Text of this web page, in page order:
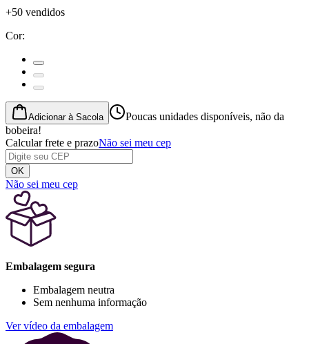
+50 vendidos
Cor:
Adicionar à Sacola
Poucas unidades disponíveis, não da
bobeira!
Calcular frete e prazoNão sei meu cep
OK
Não sei meu cep
Embalagem segura
Embalagem neutra
Sem nenhuma informação
Ver vídeo da embalagem